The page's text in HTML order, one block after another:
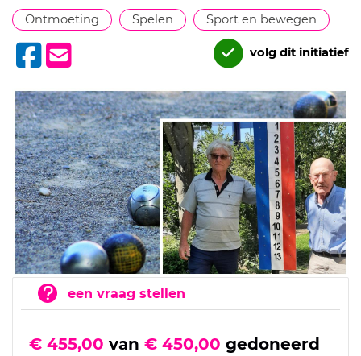
Ontmoeting
Spelen Sport en bewegen
volg dit initiatief
een vraag stellen
€ 455,00 van € 450,00 gedoneerd